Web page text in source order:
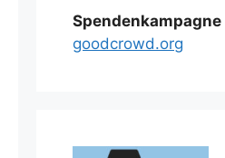
Spendenkampagne
goodcrowd.org